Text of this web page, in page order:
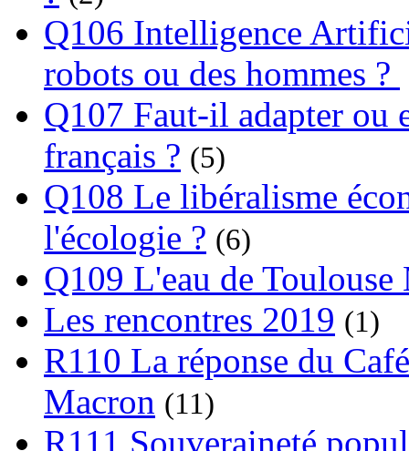
Q106 Intelligence
robots ou des hommes ?
Q107 Faut-il adapter ou
français ? (5)
Q108 Le libéralisme
l'écologie ? (6)
Q109 L'eau de
Les rencontres 2019 (1)
R110 La réponse du
Macron (11)
R111 Souveraineté